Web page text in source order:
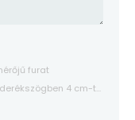
furat
4 cm-t...